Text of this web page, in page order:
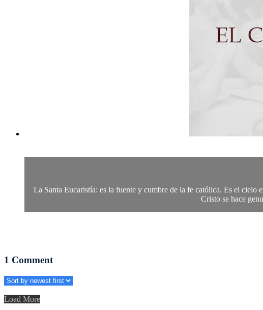
La Santa Eucaristía: es la fuente y cumbre de la fe católica. Es el
Cristo se hace
1 Comment
Load More